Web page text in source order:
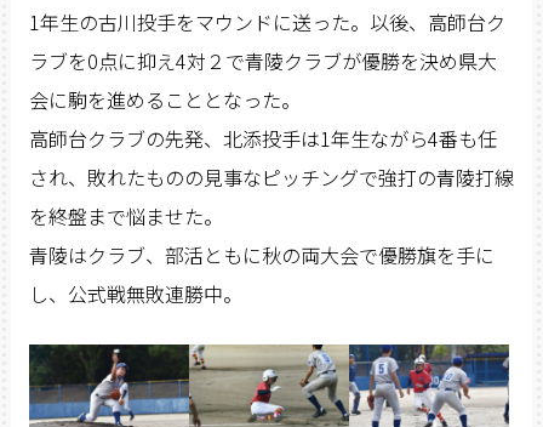
1年生の古川投手をマウンドに送った。以後、高師台ク
ラブを0点に抑え4対２で青陵クラブが優勝を決め県大
会に駒を進めることとなった。
高師台クラブの先発、北添投手は1年生ながら4番も任
され、敗れたものの見事なピッチングで強打の青陵打線
を終盤まで悩ませた。
青陵はクラブ、部活ともに秋の両大会で優勝旗を手に
し、公式戦無敗連勝中。